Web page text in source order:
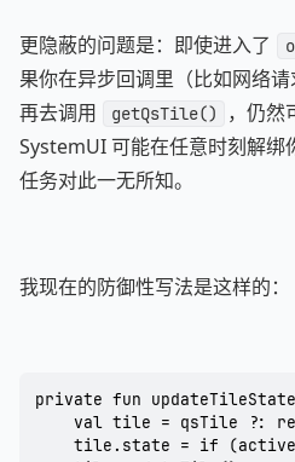
更隐蔽的问题是：即使进入了
果你在异步回调里（比如网络请
再去调用
getQsTile()
，仍然
SystemUI 可能在任意时刻解绑
任务对此一无所知。
我现在的防御性写法是这样的：
private fun
val tile = qsTile ?:
tile.state = if